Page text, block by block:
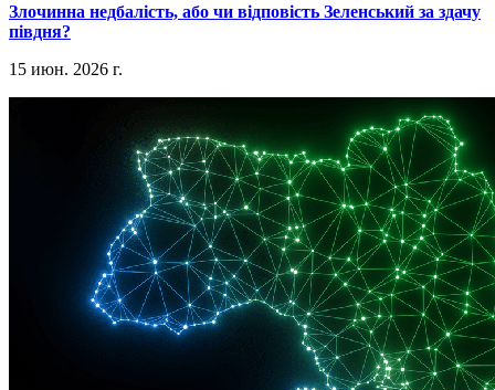
​Злочинна недбалість, або чи відповість Зеленський за здачу
півдня?
15 июн. 2026 г.